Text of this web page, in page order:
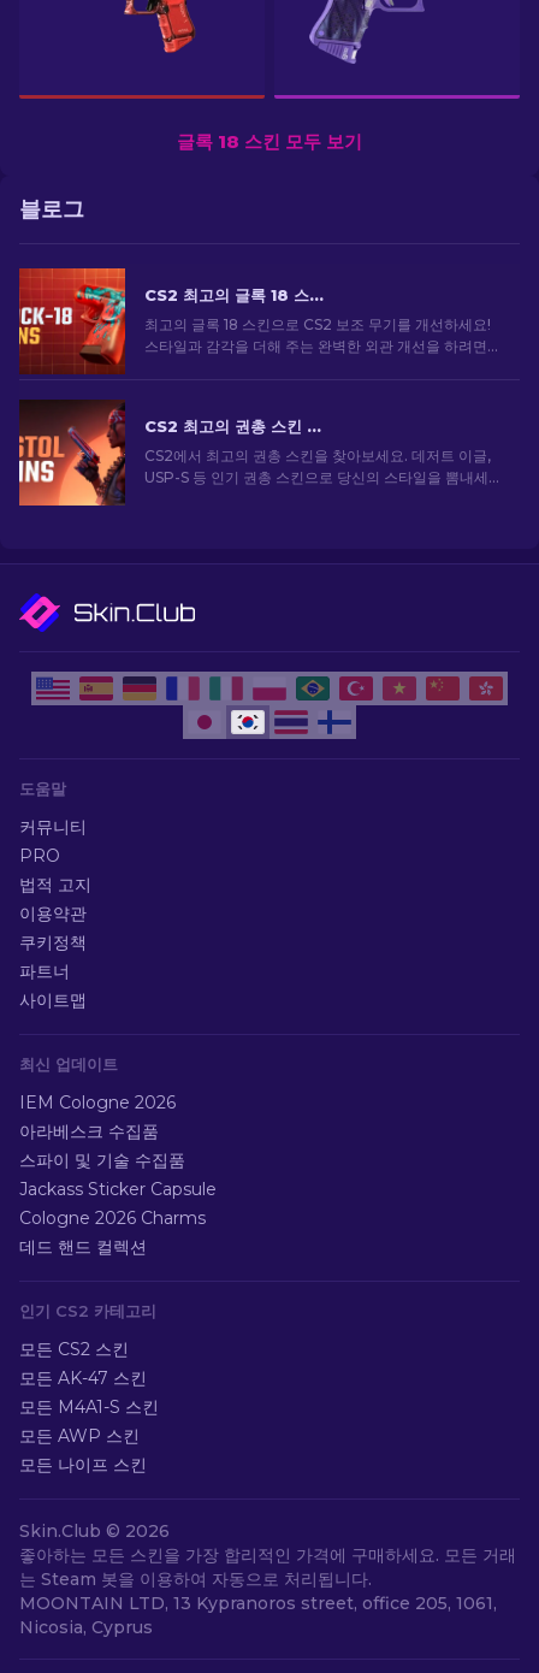
글록 18 스킨 모두 보기
블로그
CS2 최고의 글록 18 스킨: 전체 목록 [2026]
최고의 글록 18 스킨으로 CS2 보조 무기를 개선하세요!
스타일과 감각을 더해 주는 완벽한 외관 개선을 하려면
CS2 최고의 권총 스킨 [2026]
CS2에서 최고의 권총 스킨을 찾아보세요. 데저트 이글,
USP-S 등 인기 권총 스킨으로 당신의 스타일을 뽐내세
도움말
커뮤니티
PRO
법적 고지
이용약관
쿠키정책
파트너
사이트맵
최신 업데이트
IEM Cologne 2026
아라베스크 수집품
스파이 및 기술 수집품
Jackass Sticker Capsule
Cologne 2026 Charms
데드 핸드 컬렉션
인기 CS2 카테고리
모든 CS2 스킨
모든 AK-47 스킨
모든 M4A1-S 스킨
모든 AWP 스킨
모든 나이프 스킨
Skin.Club © 2026
좋아하는 모든 스킨을 가장 합리적인 가격에 구매하세요. 모든 거래
는 Steam 봇을 이용하여 자동으로 처리됩니다.
MOONTAIN LTD, 13 Kypranoros street, office 205, 1061,
Nicosia, Cyprus